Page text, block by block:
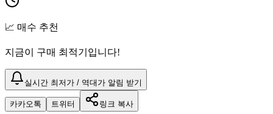
📈 매수 추천
지금이 구매 최적기입니다!
실시간 최저가 / 역대가 알림 받기
카카오톡 트위터 링크 복사